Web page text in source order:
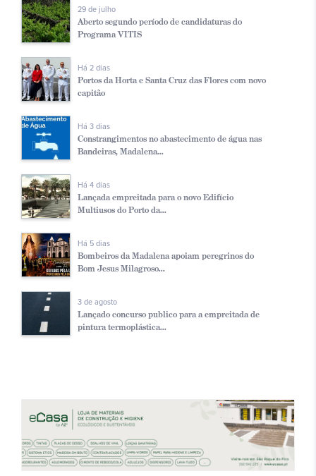
29 de julho
Aberto segundo período de candidaturas do
Programa VITIS
Há 2 dias
Portos da Horta e Santa Cruz das Flores com novo
capitão
Há 3 dias
Constrangimentos no abastecimento de água nas
Bandeiras, Madalena...
Há 4 dias
Lançada empreitada para o novo Edifício
Multiusos do Porto da...
Há 5 dias
Bombeiros da Madalena apoiam peregrinos do
Bom Jesus Milagroso...
3 de agosto
Lançado concurso publico para a empreitada de
pintura termoplástica...